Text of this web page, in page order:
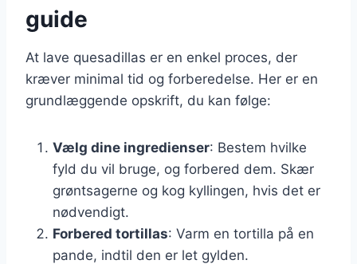
guide
At lave quesadillas er en enkel proces, der
kræver minimal tid og forberedelse. Her er en
grundlæggende opskrift, du kan følge:
Vælg dine ingredienser: Bestem hvilke
fyld du vil bruge, og forbered dem. Skær
grøntsagerne og kog kyllingen, hvis det er
nødvendigt.
Forbered tortillas: Varm en tortilla på en
pande, indtil den er let gylden.